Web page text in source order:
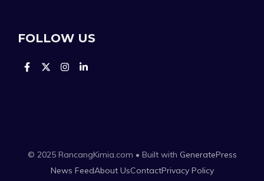
FOLLOW US
© 2025 RancangKimia.com • Built with GeneratePress
News FeedAbout UsContactPrivacy Policy